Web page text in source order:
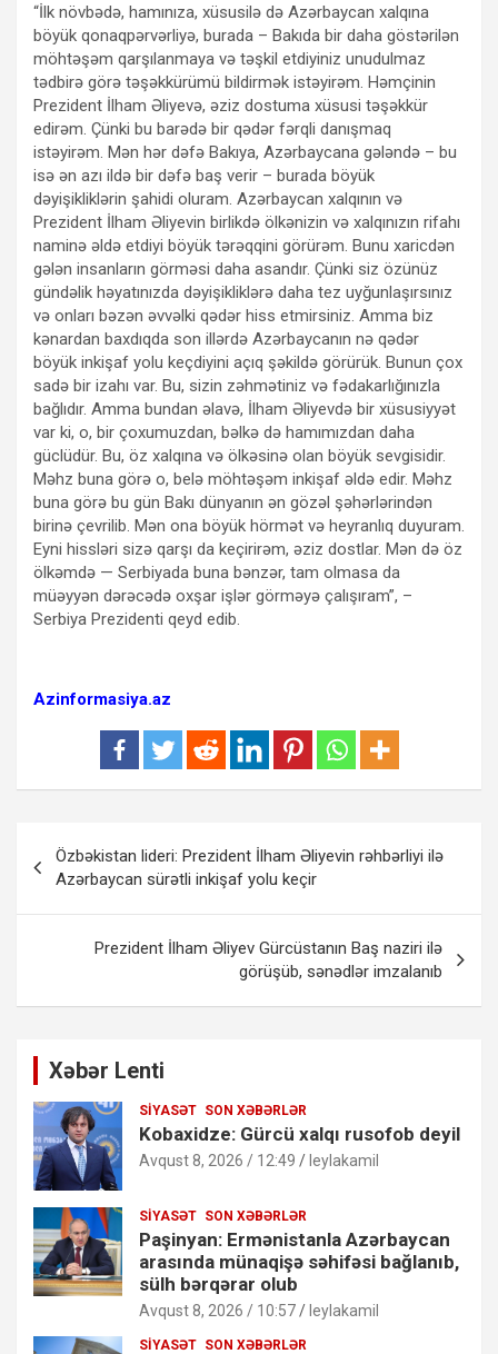
“İlk növbədə, hamınıza, xüsusilə də Azərbaycan xalqına
böyük qonaqpərvərliyə, burada – Bakıda bir daha göstərilən
möhtəşəm qarşılanmaya və təşkil etdiyiniz unudulmaz
tədbirə görə təşəkkürümü bildirmək istəyirəm. Həmçinin
Prezident İlham Əliyevə, əziz dostuma xüsusi təşəkkür
edirəm. Çünki bu barədə bir qədər fərqli danışmaq
istəyirəm. Mən hər dəfə Bakıya, Azərbaycana gələndə – bu
isə ən azı ildə bir dəfə baş verir – burada böyük
dəyişikliklərin şahidi oluram. Azərbaycan xalqının və
Prezident İlham Əliyevin birlikdə ölkənizin və xalqınızın rifahı
naminə əldə etdiyi böyük tərəqqini görürəm. Bunu xaricdən
gələn insanların görməsi daha asandır. Çünki siz özünüz
gündəlik həyatınızda dəyişikliklərə daha tez uyğunlaşırsınız
və onları bəzən əvvəlki qədər hiss etmirsiniz. Amma biz
kənardan baxdıqda son illərdə Azərbaycanın nə qədər
böyük inkişaf yolu keçdiyini açıq şəkildə görürük. Bunun çox
sadə bir izahı var. Bu, sizin zəhmətiniz və fədakarlığınızla
bağlıdır. Amma bundan əlavə, İlham Əliyevdə bir xüsusiyyət
var ki, o, bir çoxumuzdan, bəlkə də hamımızdan daha
güclüdür. Bu, öz xalqına və ölkəsinə olan böyük sevgisidir.
Məhz buna görə o, belə möhtəşəm inkişaf əldə edir. Məhz
buna görə bu gün Bakı dünyanın ən gözəl şəhərlərindən
birinə çevrilib. Mən ona böyük hörmət və heyranlıq duyuram.
Eyni hissləri sizə qarşı da keçirirəm, əziz dostlar. Mən də öz
ölkəmdə — Serbiyada buna bənzər, tam olmasa da
müəyyən dərəcədə oxşar işlər görməyə çalışıram”, –
Serbiya Prezidenti qeyd edib.
Azinformasiya.az
Yazı
naviqasiyası
Özbəkistan lideri: Prezident İlham Əliyevin rəhbərliyi ilə
Azərbaycan sürətli inkişaf yolu keçir
Prezident İlham Əliyev Gürcüstanın Baş naziri ilə
görüşüb, sənədlər imzalanıb
Xəbər Lenti
SIYASƏT SON XƏBƏRLƏR
Kobaxidze: Gürcü xalqı rusofob deyil
Avqust 8, 2026 / 12:49 leylakamil
SIYASƏT SON XƏBƏRLƏR
Paşinyan: Ermənistanla Azərbaycan
arasında münaqişə səhifəsi bağlanıb,
sülh bərqərar olub
Avqust 8, 2026 / 10:57 leylakamil
SIYASƏT SON XƏBƏRLƏR